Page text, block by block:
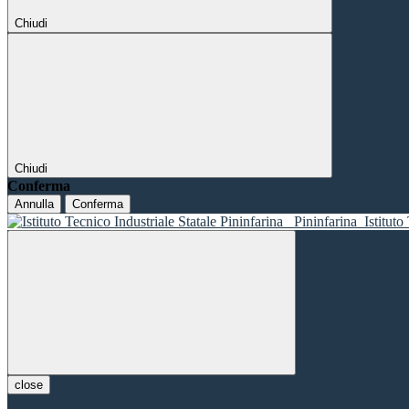
Chiudi
Chiudi
Conferma
Annulla Conferma
Pininfarina Istituto
close